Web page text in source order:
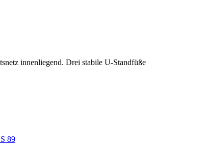
innenliegend. Drei stabile U-Standfüße
89